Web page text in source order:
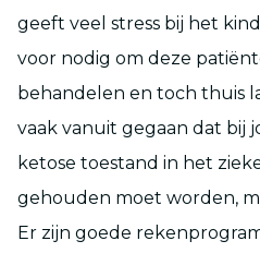
geeft veel stress bij het
voor nodig om deze
behandelen en toch thuis
vaak vanuit gegaan dat bij
ketose toestand in het
gehouden moet worden,
Er zijn goede